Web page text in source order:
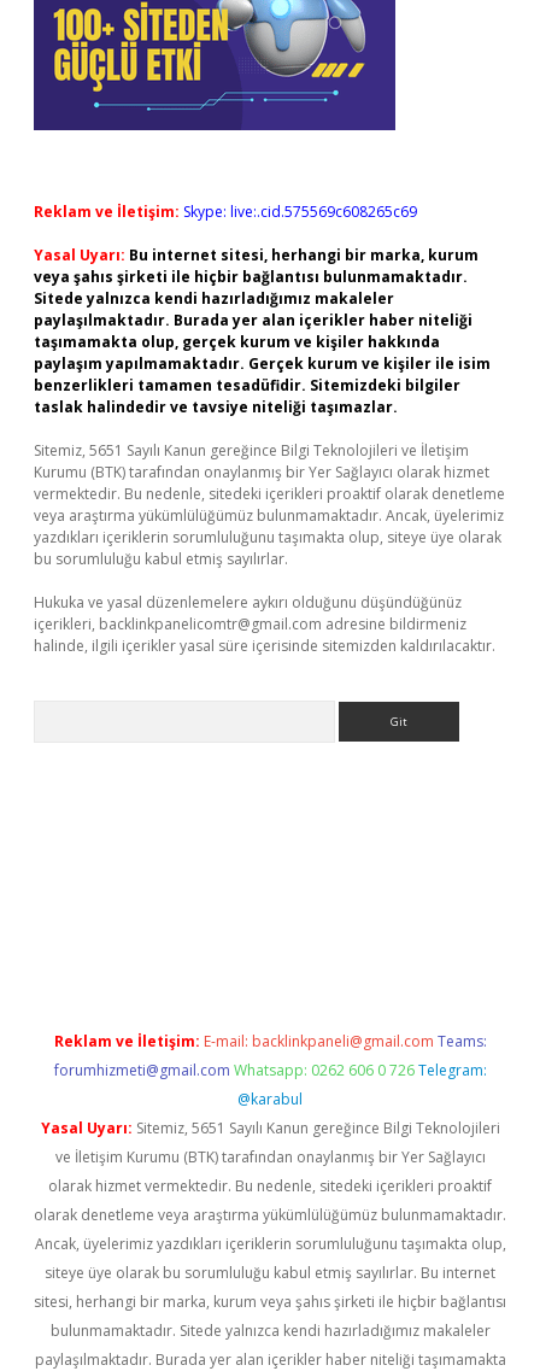
Reklam ve İletişim: Skype: live:.cid.575569c608265c69
Yasal Uyarı: Bu internet sitesi, herhangi bir marka, kurum
veya şahıs şirketi ile hiçbir bağlantısı bulunmamaktadır.
Sitede yalnızca kendi hazırladığımız makaleler
paylaşılmaktadır. Burada yer alan içerikler haber niteliği
taşımamakta olup, gerçek kurum ve kişiler hakkında
paylaşım yapılmamaktadır. Gerçek kurum ve kişiler ile isim
benzerlikleri tamamen tesadüfidir. Sitemizdeki bilgiler
taslak halindedir ve tavsiye niteliği taşımazlar.
Sitemiz, 5651 Sayılı Kanun gereğince Bilgi Teknolojileri ve İletişim
Kurumu (BTK) tarafından onaylanmış bir Yer Sağlayıcı olarak hizmet
vermektedir. Bu nedenle, sitedeki içerikleri proaktif olarak denetleme
veya araştırma yükümlülüğümüz bulunmamaktadır. Ancak, üyelerimiz
yazdıkları içeriklerin sorumluluğunu taşımakta olup, siteye üye olarak
bu sorumluluğu kabul etmiş sayılırlar.
Hukuka ve yasal düzenlemelere aykırı olduğunu düşündüğünüz
içerikleri, backlinkpanelicomtr@gmail.com adresine bildirmeniz
halinde, ilgili içerikler yasal süre içerisinde sitemizden kaldırılacaktır.
Reklam ve İletişim: E-mail: backlinkpaneli@gmail.com Teams:
forumhizmeti@gmail.com Whatsapp: 0262 606 0 726 Telegram:
@karabul
Yasal Uyarı: Sitemiz, 5651 Sayılı Kanun gereğince Bilgi Teknolojileri
ve İletişim Kurumu (BTK) tarafından onaylanmış bir Yer Sağlayıcı
olarak hizmet vermektedir. Bu nedenle, sitedeki içerikleri proaktif
olarak denetleme veya araştırma yükümlülüğümüz bulunmamaktadır.
Ancak, üyelerimiz yazdıkları içeriklerin sorumluluğunu taşımakta olup,
siteye üye olarak bu sorumluluğu kabul etmiş sayılırlar. Bu internet
sitesi, herhangi bir marka, kurum veya şahıs şirketi ile hiçbir bağlantısı
bulunmamaktadır. Sitede yalnızca kendi hazırladığımız makaleler
paylaşılmaktadır. Burada yer alan içerikler haber niteliği taşımamakta